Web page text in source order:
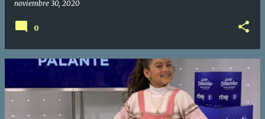
noviembre 30, 2020
0